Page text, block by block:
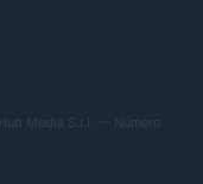
Media S.r.l. — Número